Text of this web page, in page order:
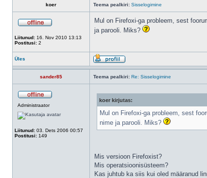
koer Teema pealkiri: Sisselogimine
Liitunud: 16. Nov 2010 13:13
Postitusi: 2
Mul on Firefoxi-ga probleem, sest
ja parooli. Miks?
Üles
sander85 Teema pealkiri: Re: Sisselogimine
Administraator
Liitunud: 03. Dets 2006 00:57
Postitusi: 149
koer kirjutas:
Mul on Firefoxi-ga probleem, sest
nime ja parooli. Miks?
Mis versioon Firefoxist?
Mis operatsioonisüsteem?
Kas juhtub ka siis kui oled määranud